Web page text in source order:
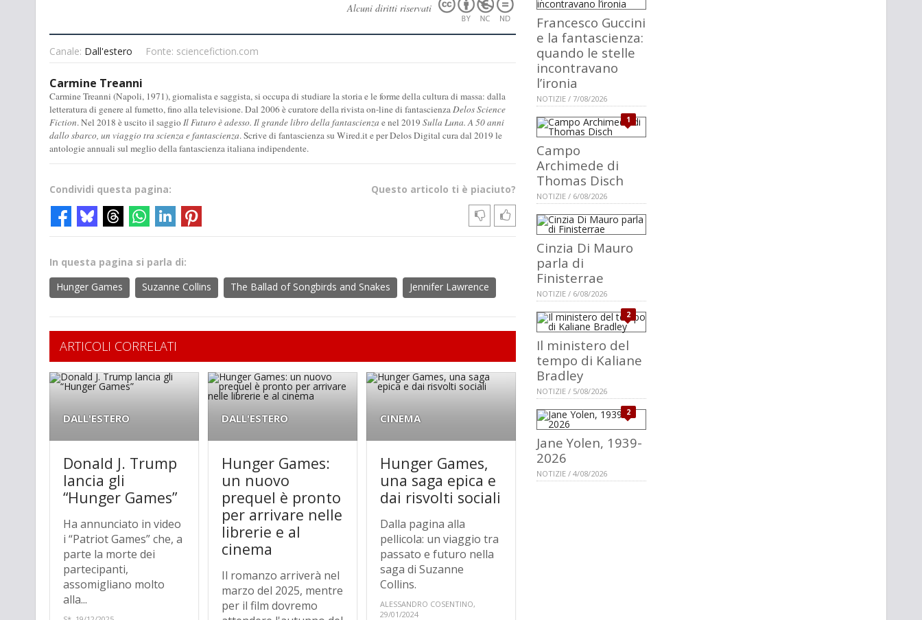
Alcuni diritti riservati
Canale: Dall'estero Fonte: sciencefiction.com
Carmine Treanni
Carmine Treanni (Napoli, 1971), giornalista e saggista, si occupa di studiare la storia e le forme della cultura di massa: dalla
letteratura di genere al fumetto, fino alla televisione. Dal 2006 è curatore della rivista on-line di fantascienzaDelos Science
Fiction. Nel 2018 è uscito il saggioIl Futuro è adesso. Il grande libro della fantascienza e nel 2019 Sulla Luna. A 50 anni
dallo sbarco, un viaggio tra scienza e fantascienza. Scrive di fantascienza su Wired.it e per Delos Digital cura dal 2019 le
antologie annuali sul meglio della fantascienza italiana indipendente.
Questo articolo ti è piaciuto?
Condividi questa pagina:
In questa pagina si parla di:
Hunger Games
Suzanne Collins The Ballad of Songbirds and Snakes Jennifer Lawrence
ARTICOLI CORRELATI
DALL'ESTERO
Donald J. Trump
lancia gli
“Hunger Games”
Ha annunciato in video
i “Patriot Games” che, a
parte la morte dei
partecipanti,
assomigliano molto
alla...
DALL'ESTERO
Hunger Games:
un nuovo
prequel è pronto
per arrivare nelle
librerie e al
cinema
Il romanzo arriverà nel
marzo del 2025, mentre
per il film dovremo
CINEMA
Hunger Games,
una saga epica e
dai risvolti sociali
Dalla pagina alla
pellicola: un viaggio tra
passato e futuro nella
saga di Suzanne
Collins.
ALESSANDRO COSENTINO,
29/01/2024
Francesco Guccini
e la fantascienza:
quando le stelle
incontravano
l’ironia
NOTIZIE / 7/08/2026
1
Campo
Archimede di
Thomas Disch
NOTIZIE / 6/08/2026
Cinzia Di Mauro
parla di
Finisterrae
NOTIZIE / 6/08/2026
2
Il ministero del
tempo di Kaliane
Bradley
NOTIZIE / 5/08/2026
2
Jane Yolen, 1939-
2026
NOTIZIE / 4/08/2026